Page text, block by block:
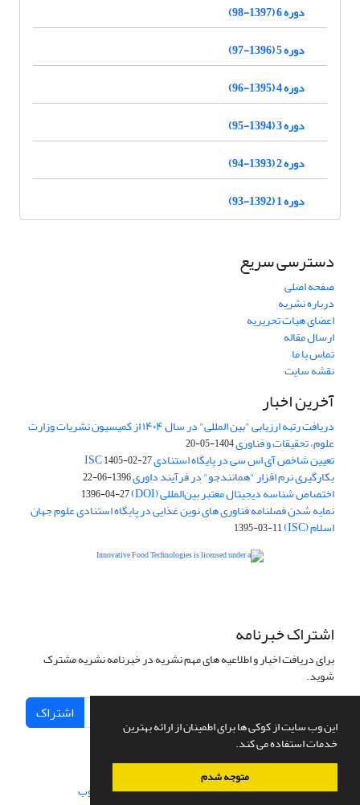
این وب سایت از کوکی ها برای اطمینان از ارائه بهترین
خدمات استفاده می کند.
متوجه شدم
دوره 6 (1397-98)
دوره 5 (1396-97)
دوره 4 (1395-96)
دوره 3 (1394-95)
دوره 2 (1393-94)
دوره 1 (1392-93)
دسترسی سریع
صفحه اصلی
درباره نشریه
اعضای هیات تحریریه
ارسال مقاله
تماس با ما
نقشه سایت
آخرین اخبار
دریافت رتبه ارزیابی "بین المللی" در سال ۱۴۰۴ از کمیسیون نشریات وزارت
علوم، تحقیقات و فناوری1404-05-20
تعیین شاخص آی اس سی در پایگاه استنادی ISC1405-02-27
بکارگیری نرم افزار "همانندجو" در فرآیند داوری1396-06-22
اختصاص شناسه دیجیتال معتبر بین‌المللی (DOI) 1396-04-27
نمایه شدن فصلنامه فناوری های نوین غذایی در پایگاه استنادی علوم جهان
اسلام (ISC) 1395-03-11
اشتراک خبرنامه
برای دریافت اخبار و اطلاعیه های مهم نشریه در خبرنامه نشریه مشترک
شوید.
اشتراک
سامانه مدیریت نشریات علمی.طراحی و پیاده سازی از سیناوب